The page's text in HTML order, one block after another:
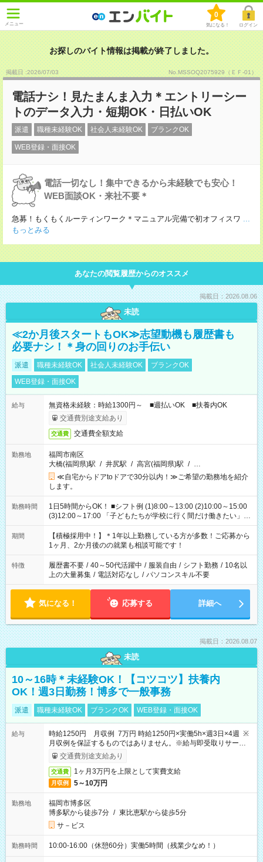
メニュー
0
気になる！ ログイン
お探しのバイト情報は掲載が終了しました。
掲載日 :2026/07/03 No.MSSOQ2075929（ＥＦ-01）
電話ナシ！見たまんま入力＊エントリーシー
トのデータ入力・短期OK・日払いOK
派遣 職種未経験OK 社会人未経験OK ブランクOK
WEB登録・面接OK
電話一切なし！集中できるから未経験でも安心！
WEB面談OK・来社不要＊
急募！もくもくルーティンワーク＊マニュアル完備で初オフィスワ ...
もっとみる
あなたの閲覧履歴からのオススメ
掲載日：2026.08.06
未読
≪2か月後スタートもOK≫志望動機も履歴書も
必要ナシ！＊身の回りのお手伝い
派遣 職種未経験OK 社会人未経験OK
ブランクOK
WEB登録・面接OK
給与
無資格未経験：時給1300円～ ■週払いOK ■扶養内OK
交通費別途支給あり
交通費 交通費全額支給
勤務地
福岡市南区
大橋(福岡県)駅 / 井尻駅 / 高宮(福岡県)駅 / …
≪自宅からドアtoドアで30分以内！≫ご希望の勤務地を紹介
します。
勤務時間
1日5時間からOK！ ■シフト例 (1)8:00～13:00 (2)10:00～15:00
(3)12:00～17:00 「子どもたちが学校に行く間だけ働きたい」
「余裕を持って夕飯の準備がしたい」 「午前中は働いて、午後
はプライベートの時間にしたい」 など、ご希望を教えてくださ
いね。 ※Wワーク希望の方へ 今ご覧のお仕事で希望する勤務時
間と、もう1つのお仕事の勤務時間。 合計で週40時間を超える
場合は応募できません。
期間
【積極採用中！】＊1年以上勤務している方が多数！ご応募から
1ヶ月、2か月後のの就業も相談可能です！
特徴 履歴書不要 / 40～50代活躍中 / 服装自由 / シフト勤務 / 10名以
上の大量募集 / 電話対応なし / パソコンスキル不要
気になる！ 応募する 詳細へ
掲載日：2026.08.07
未読
10～16時＊未経験OK！【コツコツ】扶養内
OK！週3日勤務！博多で一般事務
派遣 職種未経験OK ブランクOK WEB登録・面接OK
給与
時給1250円 月収例 7万円 時給1250円×実働5h×週3日×4週 ※
月収例を保証するものではありません。※給与即受取りサービス
利用可（利用条件有）
交通費別途支給あり
交通費 1ヶ月3万円を上限として実費支給
月収例 5～10万円
勤務地
福岡市博多区
博多駅から徒歩7分 / 東比恵駅から徒歩5分
サ－ビス
勤務時間 10:00-16:00（休憩60分）実働5時間（残業少なめ！）